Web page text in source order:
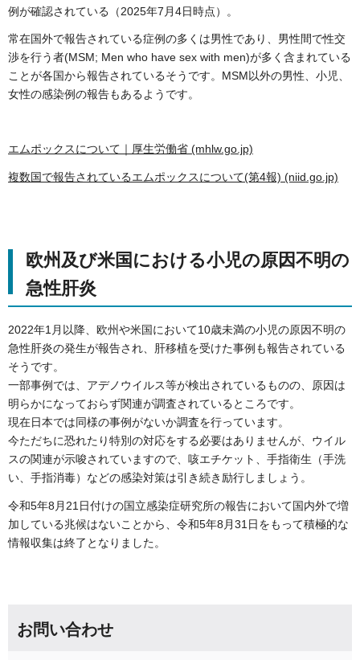
例が確認されている（2025年7月4日時点）。
常在国外で報告されている症例の多くは男性であり、男性間で性交
渉を行う者(MSM; Men who have sex with men)が多く含まれている
ことが各国から報告されているそうです。MSM以外の男性、小児、
女性の感染例の報告もあるようです。
エムポックスについて｜厚生労働省 (mhlw.go.jp)
複数国で報告されているエムポックスについて(第4報) (niid.go.jp)
欧州及び米国における小児の原因不明の
急性肝炎
2022年1月以降、欧州や米国において10歳未満の小児の原因不明の
急性肝炎の発生が報告され、肝移植を受けた事例も報告されている
そうです。
一部事例では、アデノウイルス等が検出されているものの、原因は
明らかになっておらず関連が調査されているところです。
現在日本では同様の事例がないか調査を行っています。
今ただちに恐れたり特別の対応をする必要はありませんが、ウイル
スの関連が示唆されていますので、咳エチケット、手指衛生（手洗
い、手指消毒）などの感染対策は引き続き励行しましょう。
令和5年8月21日付けの国立感染症研究所の報告において国内外で増
加している兆候はないことから、令和5年8月31日をもって積極的な
情報収集は終了となりました。
お問い合わせ